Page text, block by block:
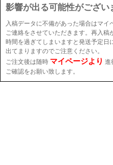
影響が出る可能性がござい
入稿データに不備があった場合はマイ
ご連絡をさせていただきます。再入稿
時間を過ぎてしまいますと発送予定日
出てまりますのでご注意ください。
ご注文後は随時 マイページより 進
ご確認をお願い致します。